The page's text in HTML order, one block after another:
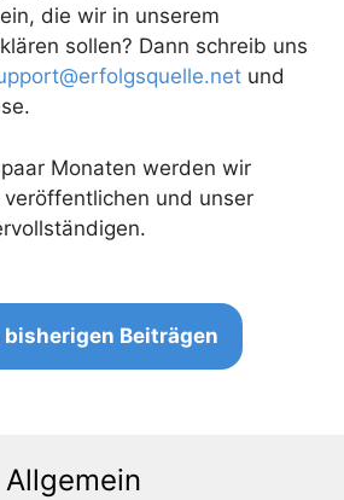
die wir in unserem
sollen? Dann schreib uns
und
Monaten werden wir
und unser
bisherigen Beiträgen
Allgemein